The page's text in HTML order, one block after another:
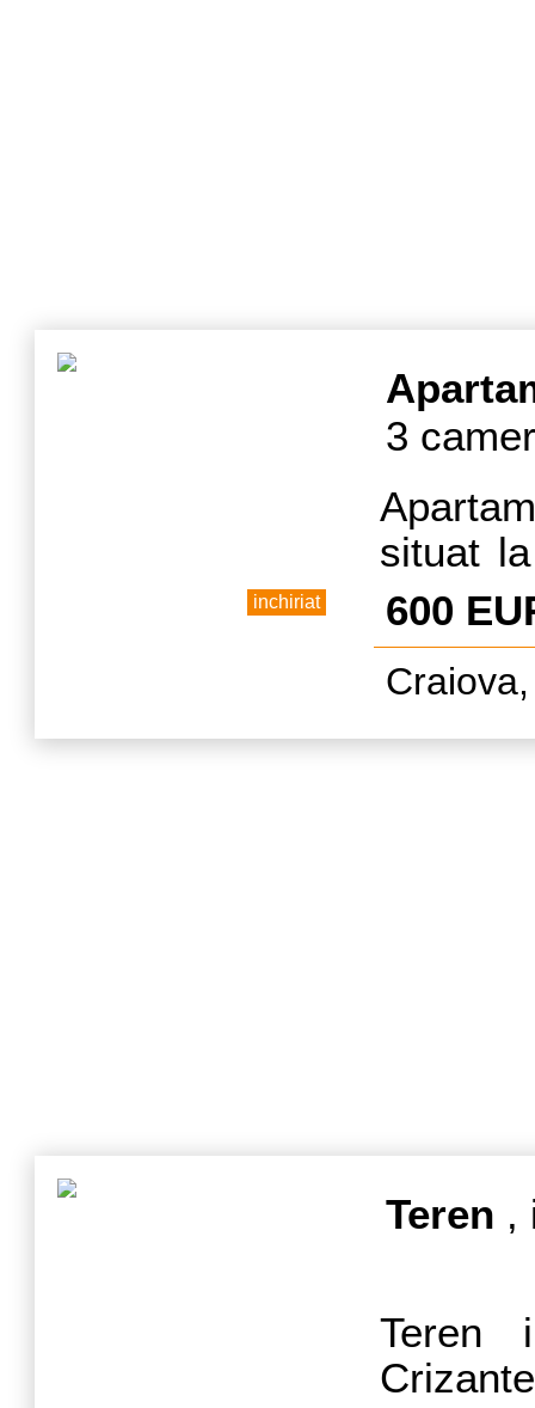
inchiriat
3
situat
in zona
mobilat
600
Teren ,
Teren